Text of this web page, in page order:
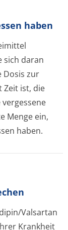
haben
sich daran
Dosis zur
Zeit ist, die
Menge ein,
haben.
Valsartan
Krankheit